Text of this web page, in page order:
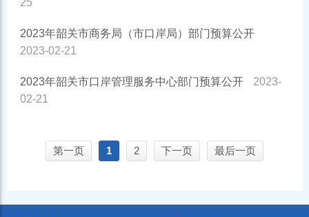
2023年韶关市商务局（市口岸局）部门预算公开
2023-02-21
2023年韶关市口岸管理服务中心部门预算公开
2023-
02-21
第一页 1 2 下一页 最后一页